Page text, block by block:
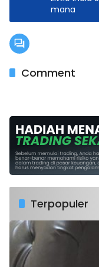
mana
Comment
Terpopuler